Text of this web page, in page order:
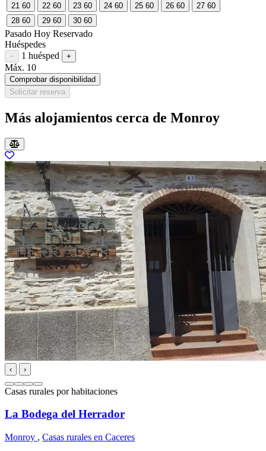
21 60 22 60 23 60 24 60 25 60 26 60 27 60
28 60 29 60 30 60
Pasado Hoy Reservado
Huéspedes
Restar huésped
− 1 huésped Sumar huésped
+
Máx. 10
Comprobar disponibilidad
Solicitar reserva
Más alojamientos cerca de Monroy
‹ ›
Casas rurales por habitaciones
La Bodega del Herrador
Monroy , Casas rurales en Caceres